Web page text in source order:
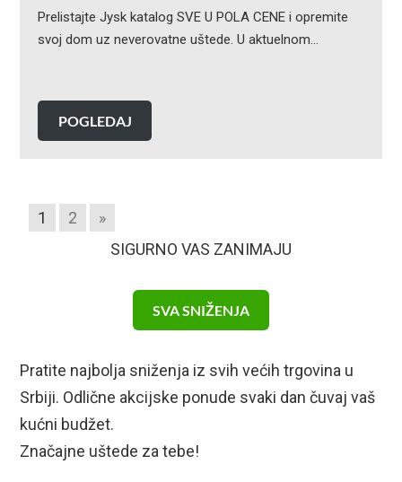
Prelistajte Jysk katalog SVE U POLA CENE i opremite
svoj dom uz neverovatne uštede. U aktuelnom…
POGLEDAJ
1 2
»
SIGURNO VAS ZANIMAJU
SVA SNIŽENJA
Pratite najbolja sniženja iz svih većih trgovina u
Srbiji. Odlične akcijske ponude svaki dan čuvaj vaš
kućni budžet.
Značajne uštede za tebe!